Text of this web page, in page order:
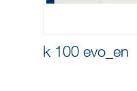
k 100 evo_en